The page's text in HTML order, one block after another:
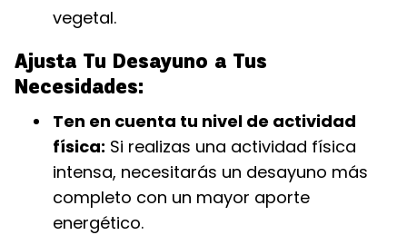
vegetal.
Ajusta Tu Desayuno a Tus
Necesidades:
Ten en cuenta tu nivel de actividad
física: Si realizas una actividad física
intensa, necesitarás un desayuno más
completo con un mayor aporte
energético.